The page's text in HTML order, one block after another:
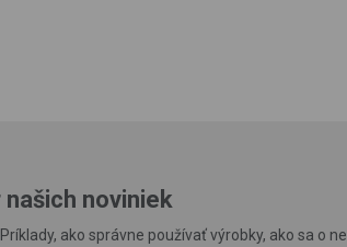
noviniek
ako správne používať výrobky, ako sa o ne